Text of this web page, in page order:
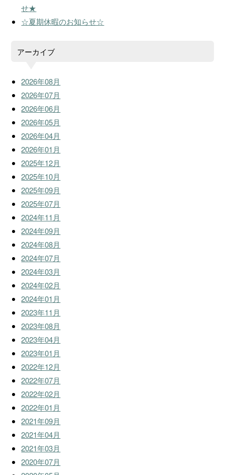
せ★
☆夏期休暇のお知らせ☆
アーカイブ
2026年08月
2026年07月
2026年06月
2026年05月
2026年04月
2026年01月
2025年12月
2025年10月
2025年09月
2025年07月
2024年11月
2024年09月
2024年08月
2024年07月
2024年03月
2024年02月
2024年01月
2023年11月
2023年08月
2023年04月
2023年01月
2022年12月
2022年07月
2022年02月
2022年01月
2021年09月
2021年04月
2021年03月
2020年07月